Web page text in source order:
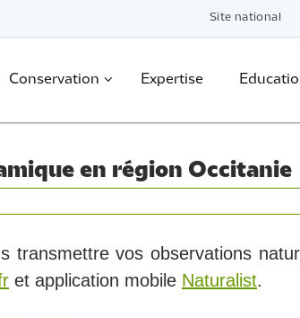
Site national
Conservation Expertise
en région Occitanie
transmettre vos observations
et application mobile Naturalist.